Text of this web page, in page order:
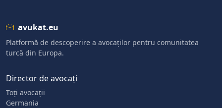
avukat.eu
Platformă de descoperire a avocaților pentru comunitatea
turcă din Europa.
Director de avocați
Toți avocații
Germania